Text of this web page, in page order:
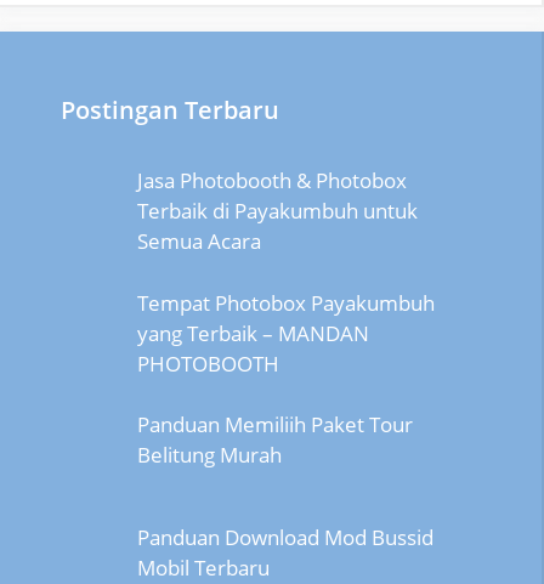
Postingan Terbaru
Jasa Photobooth & Photobox
Terbaik di Payakumbuh untuk
Semua Acara
Tempat Photobox Payakumbuh
yang Terbaik – MANDAN
PHOTOBOOTH
Panduan Memiliih Paket Tour
Belitung Murah
Panduan Download Mod Bussid
Mobil Terbaru